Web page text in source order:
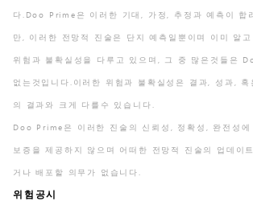
다.Doo Prime은 이러한 기대, 가정, 추정과 예측이 합
만, 이러한 전망적 진술은 단지 예측일뿐이며 이미 알
위험과 불확실성을 다루고 있으며, 그 중 많은것들은
없는것입니다.이러한 위험과 불확실성은 결과, 성과,
의 결과와 크게 다를수 있습니다.
Doo Prime은 이러한 진술의 신뢰성, 정확성, 완전성에
보증을 제공하지 않으며 어떠한 전망적 진술의 업데이
거나 배포할 의무가 없습니다.
위험공시